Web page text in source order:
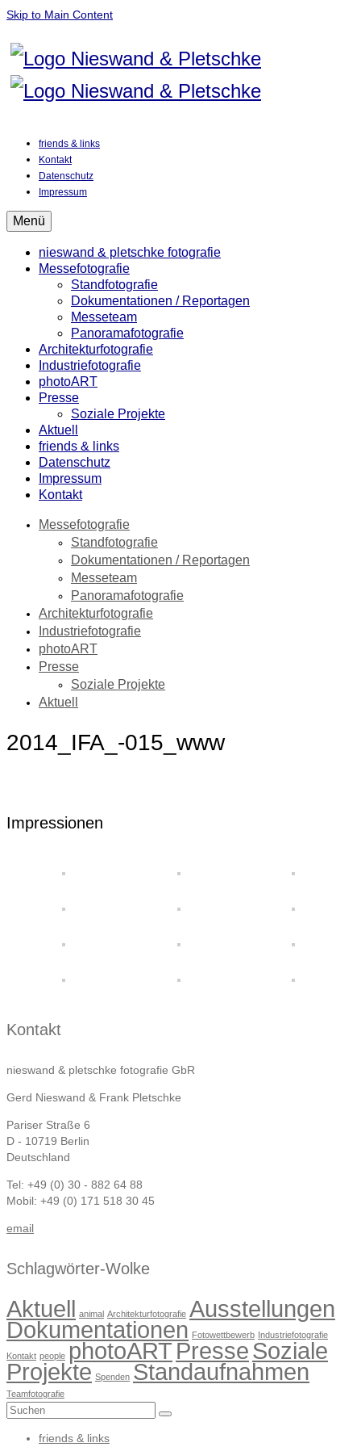
Skip to Main Content
friends & links
Kontakt
Datenschutz
Impressum
Menü
nieswand & pletschke fotografie
Messefotografie
Standfotografie
Dokumentationen / Reportagen
Messeteam
Panoramafotografie
Architekturfotografie
Industriefotografie
photoART
Presse
Soziale Projekte
Aktuell
friends & links
Datenschutz
Impressum
Kontakt
Messefotografie
Standfotografie
Dokumentationen / Reportagen
Messeteam
Panoramafotografie
Architekturfotografie
Industriefotografie
photoART
Presse
Soziale Projekte
Aktuell
2014_IFA_-015_www
Impressionen
Kontakt
nieswand & pletschke fotografie GbR
Gerd Nieswand & Frank Pletschke
Pariser Straße 6
D - 10719 Berlin
Deutschland
Tel: +49 (0) 30 - 882 64 88
Mobil: +49 (0) 171 518 30 45
email
Schlagwörter-Wolke
Aktuell animal Architekturfotografie Ausstellungen
Dokumentationen Fotowettbewerb Industriefotografie
Kontakt people photoARTPresseSoziale
Projekte Spenden Standaufnahmen
Teamfotografie
Suchen
friends & links